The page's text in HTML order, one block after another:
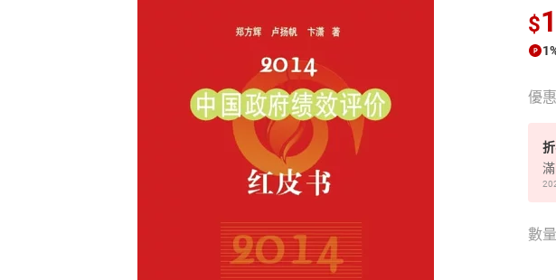
$
優
折
數量